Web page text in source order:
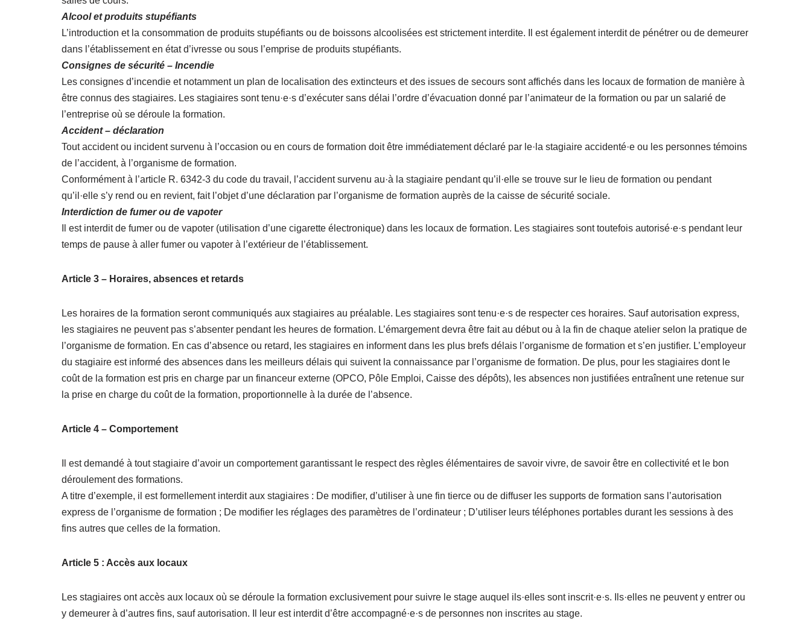
Alcool et produits stupéfiants
L’introduction et la consommation de produits stupéfiants ou de boissons alcoolisées est strictement interdite. Il est également interdit de pénétrer ou de demeurer
dans l’établissement en état d’ivresse ou sous l’emprise de produits stupéfiants.
Consignes de sécurité – Incendie
Les consignes d’incendie et notamment un plan de localisation des extincteurs et des issues de secours sont affichés dans les locaux de formation de manière à
être connus des stagiaires. Les stagiaires sont tenu·e·s d’exécuter sans délai l’ordre d’évacuation donné par l’animateur de la formation ou par un salarié de
l’entreprise où se déroule la formation.
Accident – déclaration
Tout accident ou incident survenu à l’occasion ou en cours de formation doit être immédiatement déclaré par le·la stagiaire accidenté·e ou les personnes témoins
de l’accident, à l’organisme de formation.
Conformément à l’article R. 6342-3 du code du travail, l’accident survenu au·à la stagiaire pendant qu’il·elle se trouve sur le lieu de formation ou pendant
qu’il·elle s’y rend ou en revient, fait l’objet d’une déclaration par l’organisme de formation auprès de la caisse de sécurité sociale.
Interdiction de fumer ou de vapoter
Il est interdit de fumer ou de vapoter (utilisation d’une cigarette électronique) dans les locaux de formation. Les stagiaires sont toutefois autorisé·e·s pendant leur
temps de pause à aller fumer ou vapoter à l’extérieur de l’établissement.
Article 3 – Horaires, absences et retards
Les horaires de la formation seront communiqués aux stagiaires au préalable. Les stagiaires sont tenu·e·s de respecter ces horaires. Sauf autorisation express,
les stagiaires ne peuvent pas s’absenter pendant les heures de formation. L’émargement devra être fait au début ou à la fin de chaque atelier selon la pratique de
l’organisme de formation. En cas d’absence ou retard, les stagiaires en informent dans les plus brefs délais l’organisme de formation et s’en justifier. L’employeur
du stagiaire est informé des absences dans les meilleurs délais qui suivent la connaissance par l’organisme de formation. De plus, pour les stagiaires dont le
coût de la formation est pris en charge par un financeur externe (OPCO, Pôle Emploi, Caisse des dépôts), les absences non justifiées entraînent une retenue sur
la prise en charge du coût de la formation, proportionnelle à la durée de l’absence.
Article 4 – Comportement
Il est demandé à tout stagiaire d’avoir un comportement garantissant le respect des règles élémentaires de savoir vivre, de savoir être en collectivité et le bon
déroulement des formations.
A titre d’exemple, il est formellement interdit aux stagiaires : De modifier, d’utiliser à une fin tierce ou de diffuser les supports de formation sans l’autorisation
express de l’organisme de formation ; De modifier les réglages des paramètres de l’ordinateur ; D’utiliser leurs téléphones portables durant les sessions à des
fins autres que celles de la formation.
Article 5 : Accès aux locaux
Les stagiaires ont accès aux locaux où se déroule la formation exclusivement pour suivre le stage auquel ils·elles sont inscrit·e·s. Ils·elles ne peuvent y entrer ou
y demeurer à d’autres fins, sauf autorisation. Il leur est interdit d’être accompagné·e·s de personnes non inscrites au stage.